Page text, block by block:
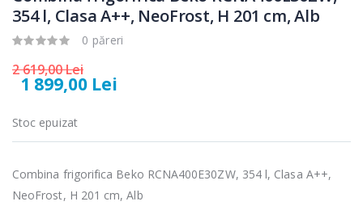
354 l, Clasa A++, NeoFrost, H 201 cm, Alb
0 păreri
2 619,00 Lei
1 899,00 Lei
Stoc epuizat
Combina frigorifica Beko RCNA400E30ZW, 354 l, Clasa A++,
NeoFrost, H 201 cm, Alb
-25%
electric cu filtru
...
89,00 Lei
549,00 Lei
Heinner ...